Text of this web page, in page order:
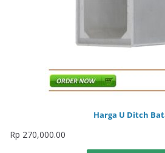
Harga U Ditch
Rp 270,000.00